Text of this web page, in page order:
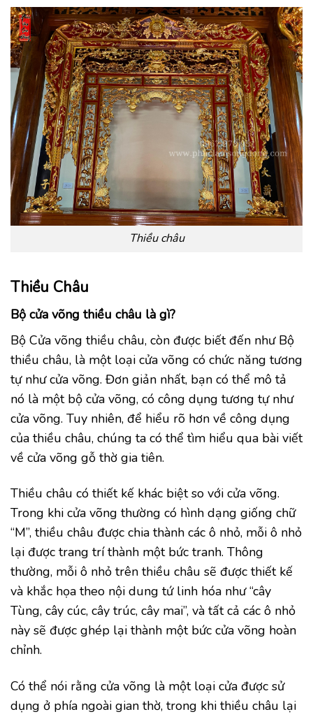
Thiều châu
Thiều Châu
Bộ cửa võng thiều châu là gì?
Bộ Cửa võng thiều châu, còn được biết đến như Bộ
thiều châu, là một loại cửa võng có chức năng tương
tự như cửa võng. Đơn giản nhất, bạn có thể mô tả
nó là một bộ cửa võng, có công dụng tương tự như
cửa võng. Tuy nhiên, để hiểu rõ hơn về công dụng
của thiều châu, chúng ta có thể tìm hiểu qua bài viết
về cửa võng gỗ thờ gia tiên.
Thiều châu có thiết kế khác biệt so với cửa võng.
Trong khi cửa võng thường có hình dạng giống chữ
“M”, thiều châu được chia thành các ô nhỏ, mỗi ô nhỏ
lại được trang trí thành một bức tranh. Thông
thường, mỗi ô nhỏ trên thiều châu sẽ được thiết kế
và khắc họa theo nội dung tứ linh hóa như “cây
Tùng, cây cúc, cây trúc, cây mai”, và tất cả các ô nhỏ
này sẽ được ghép lại thành một bức cửa võng hoàn
chỉnh.
Có thể nói rằng cửa võng là một loại cửa được sử
dụng ở phía ngoài gian thờ, trong khi thiều châu lại